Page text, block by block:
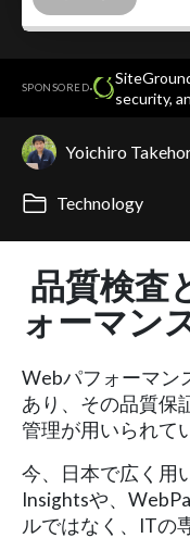
SPONSORED·
security,
Yoichiro
Technology
品質検査
ォーマン
Webパフォーマン
あり、その品質保
管理が用いられて
今、日本で広く用
Insightsや、
ルではなく、ITの